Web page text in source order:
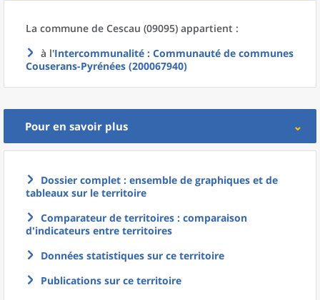
La commune de Cescau (09095) appartient :
à l'Intercommunalité : Communauté de communes
Couserans-Pyrénées (200067940)
Pour en savoir plus
Dossier complet : ensemble de graphiques et de
tableaux sur le territoire
Comparateur de territoires : comparaison
d'indicateurs entre territoires
Données statistiques sur ce territoire
Publications sur ce territoire